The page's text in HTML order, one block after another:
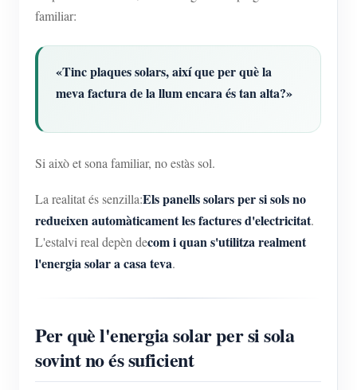
familiar:
«Tinc plaques solars, així que per què la
meva factura de la llum encara és tan alta?»
Si això et sona familiar, no estàs sol.
La realitat és senzilla:Els panells solars per si sols no
redueixen automàticament les factures d'electricitat.
L'estalvi real depèn decom i quan s'utilitza realment
l'energia solar a casa teva.
Per què l'energia solar per si sola
sovint no és suficient